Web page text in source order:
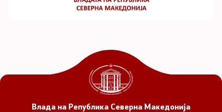
Влада на Република Северна Македонија